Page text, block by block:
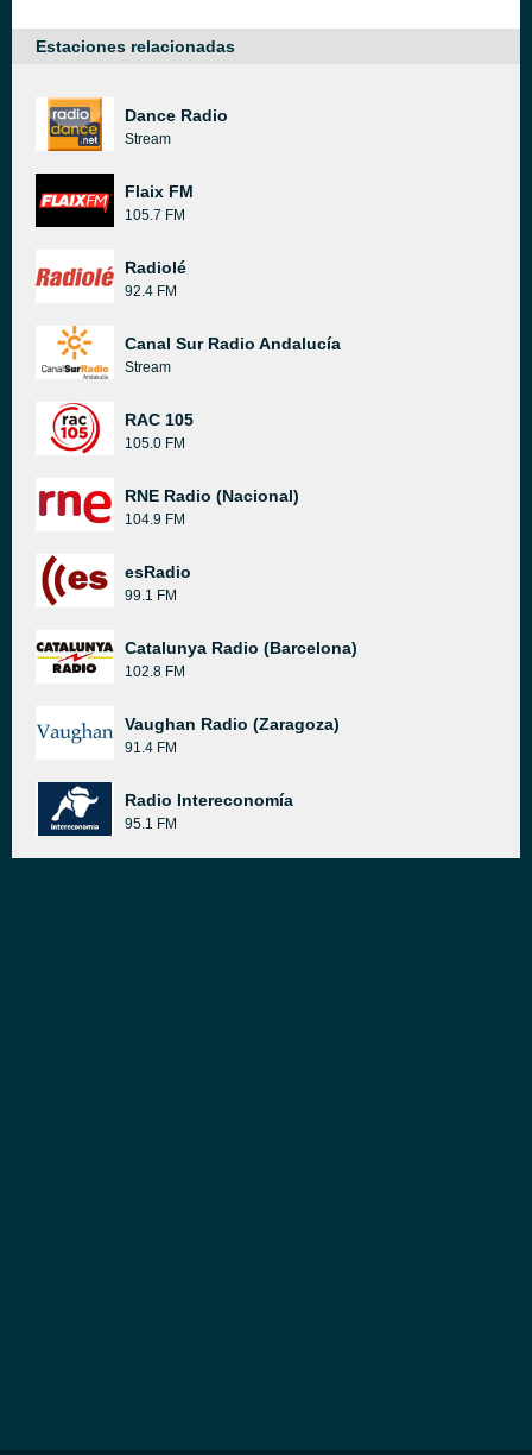
Estaciones relacionadas
Dance Radio
Stream
Flaix FM
105.7 FM
Radiolé
92.4 FM
Canal Sur Radio Andalucía
Stream
RAC 105
105.0 FM
RNE Radio (Nacional)
104.9 FM
esRadio
99.1 FM
Catalunya Radio (Barcelona)
102.8 FM
Vaughan Radio (Zaragoza)
91.4 FM
Radio Intereconomía
95.1 FM